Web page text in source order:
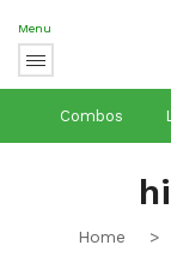
Menu
Combos
Home >